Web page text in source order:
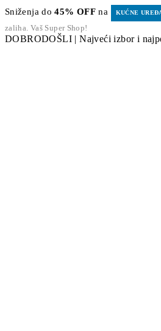
Sniženja do45% OFF na KUĆNE
zaliha. Vaš Super Shop!
DOBRODOŠLI | Najveći izbor i